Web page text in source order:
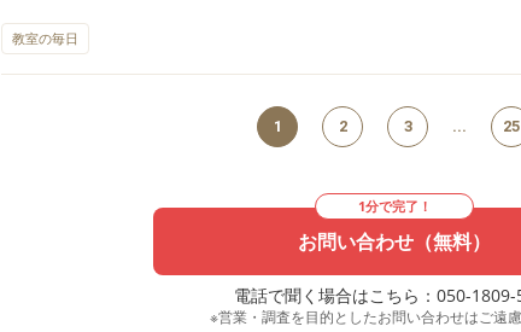
な」「どんなところかな？」という方も、ぜひお気軽に見
らしてください☎️📞 ホームページ、Instagram、LINE公式アカウントも是
非ご覧ください🥰 系列園のAnimo Kids池袋園も昨年オープ
🎈 皆さまとお会いできる日を、心よりお待ちしております🤗
れます。 最初はバラバラだったパーツが、子どもたちの手によって素敵な
作品に変身していく姿は、まるで小さな魔法使いのよう。
品で、お友だちと一緒に嬉しそうに遊ぶ姿もたくさん見られま
───────────────────────────────🌈 当園では、
行なっています😊 「少し気になるな」「どんなところかな
も、ぜひお気軽に見学やご相談にいらしてください☎️📞 ホームページ、In
stagram、LINE公式アカウントも是非ご覧ください🥰 系列
s池袋園も昨年オープンしています🎈 皆さまとお会いでき
教室の毎日
1 2 3 ... 25
1分で完了！
お問い合わせ（無料）
電話で聞く場合はこちら：050-
※営業・調査を目的としたお問い合わせはご遠